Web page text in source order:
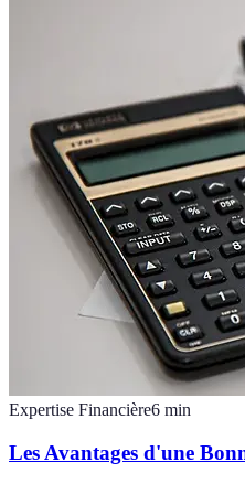
Expertise Financière6 min
Les Avantages d'une